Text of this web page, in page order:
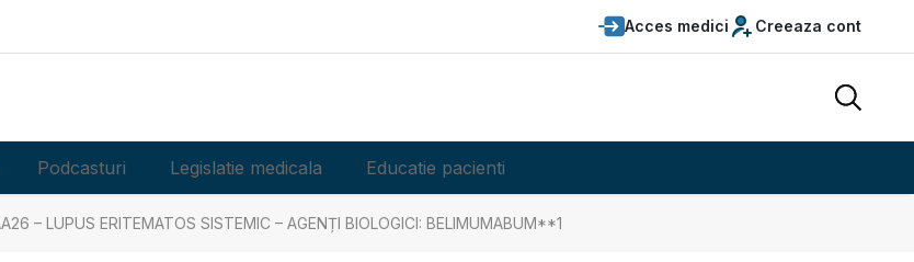
Acces medici Creeaza cont
Podcasturi Legislatie medicala Educatie pacienti
– LUPUS ERITEMATOS SISTEMIC – AGENȚI BIOLOGICI: BELIMUMABUM**1